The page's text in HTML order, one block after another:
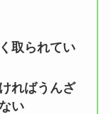
取られてい
ればうんざ
い